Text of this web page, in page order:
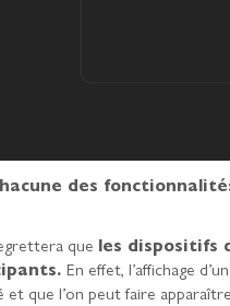
des
que les dispositifs
En effet, l’affichage
que l’on peut faire